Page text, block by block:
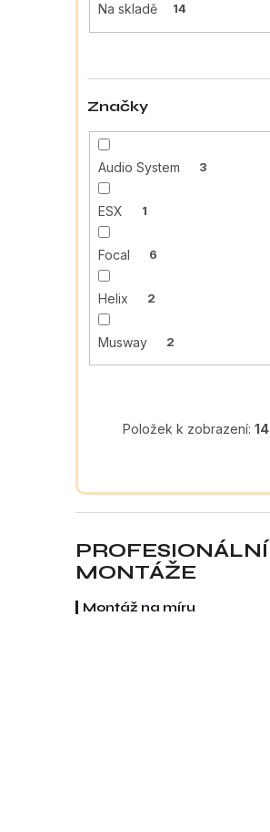
Na skladě 14
Značky
Audio System 3
ESX 1
Focal 6
Helix 2
Musway 2
Položek k zobrazení: 14
PROFESIONÁLNÍ
MONTÁŽE
Montáž na míru